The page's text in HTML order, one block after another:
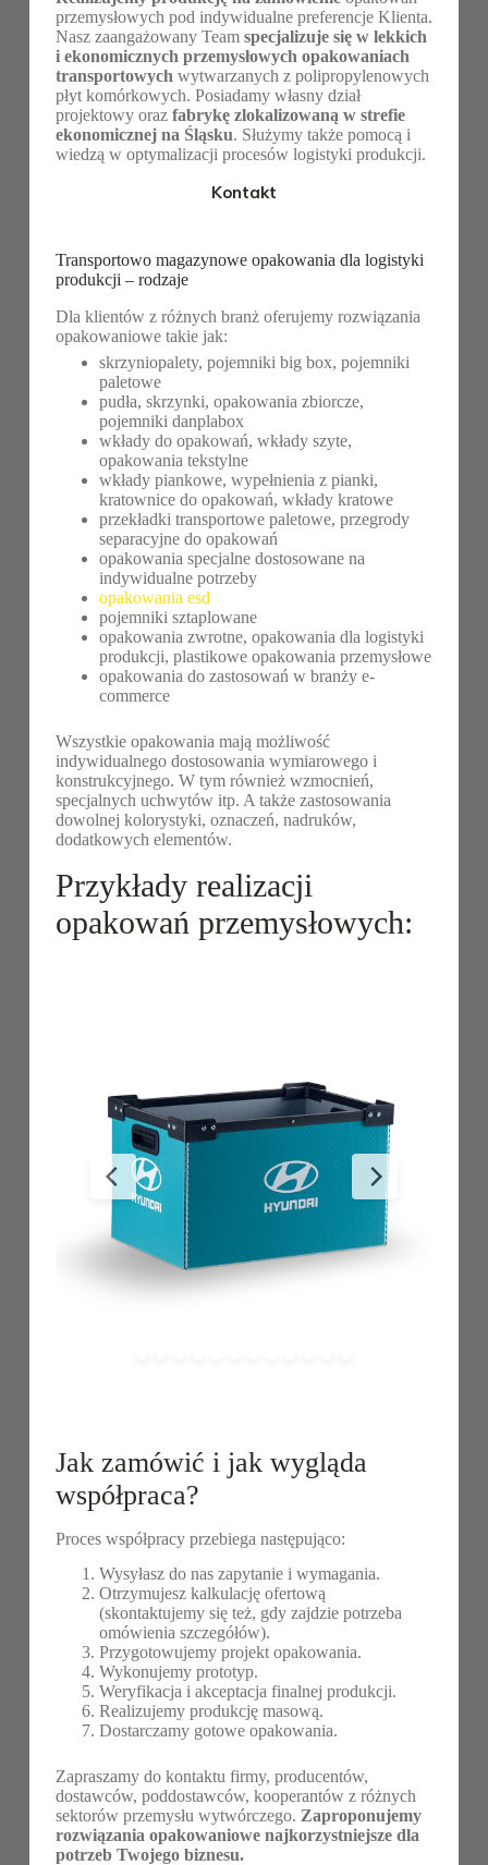
przemysłowych pod indywidualne preferencje Klienta.
Nasz zaangażowany Team specjalizuje się w lekkich
i ekonomicznych przemysłowych opakowaniach
transportowych wytwarzanych z polipropylenowych
płyt komórkowych. Posiadamy własny dział
projektowy oraz fabrykę zlokalizowaną w strefie
ekonomicznej na Śląsku. Służymy także pomocą i
wiedzą w optymalizacji procesów logistyki produkcji.
Kontakt
Transportowo magazynowe opakowania dla logistyki
produkcji – rodzaje
Dla klientów z różnych branż oferujemy rozwiązania
opakowaniowe takie jak:
skrzyniopalety, pojemniki big box, pojemniki
paletowe
pudła, skrzynki, opakowania zbiorcze,
pojemniki danplabox
wkłady do opakowań, wkłady szyte,
opakowania tekstylne
wkłady piankowe, wypełnienia z pianki,
kratownice do opakowań, wkłady kratowe
przekładki transportowe paletowe, przegrody
separacyjne do opakowań
opakowania specjalne dostosowane na
indywidualne potrzeby
opakowania esd
pojemniki sztaplowane
opakowania zwrotne, opakowania dla logistyki
produkcji, plastikowe opakowania przemysłowe
opakowania do zastosowań w branży e-
commerce
Wszystkie opakowania mają możliwość
indywidualnego dostosowania wymiarowego i
konstrukcyjnego. W tym również wzmocnień,
specjalnych uchwytów itp. A także zastosowania
dowolnej kolorystyki, oznaczeń, nadruków,
dodatkowych elementów.
Przykłady realizacji
opakowań przemysłowych:
Jak zamówić i jak wygląda
współpraca?
Proces współpracy przebiega następująco:
Wysyłasz do nas zapytanie i wymagania.
Otrzymujesz kalkulację ofertową
(skontaktujemy się też, gdy zajdzie potrzeba
omówienia szczegółów).
Przygotowujemy projekt opakowania.
Wykonujemy prototyp.
Weryfikacja i akceptacja finalnej produkcji.
Realizujemy produkcję masową.
Dostarczamy gotowe opakowania.
Zapraszamy do kontaktu firmy, producentów,
dostawców, poddostawców, kooperantów z różnych
sektorów przemysłu wytwórczego. Zaproponujemy
rozwiązania opakowaniowe najkorzystniejsze dla
potrzeb Twojego biznesu.